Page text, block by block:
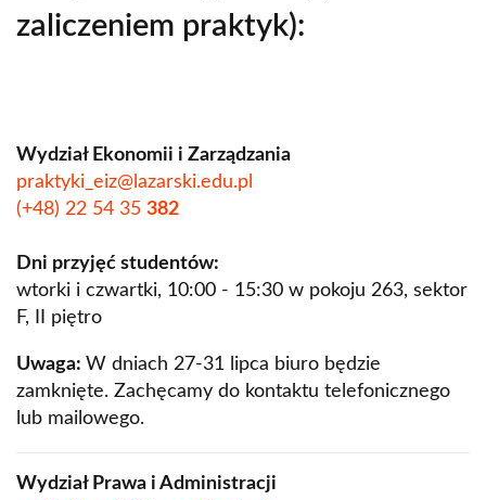
zaliczeniem praktyk):
Wydział Ekonomii i Zarządzania
praktyki_eiz@lazarski.edu.pl
(+48) 22 54 35 382
Dni przyjęć studentów:
wtorki i czwartki, 10:00 - 15:30 w pokoju 263, sektor
F, II piętro
Uwaga: W dniach 27-31 lipca biuro będzie
zamknięte. Zachęcamy do kontaktu telefonicznego
lub mailowego.
Wydział Prawa i Administracji